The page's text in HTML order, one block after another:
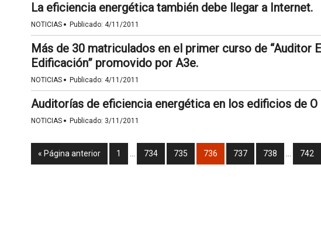
La eficiencia energética también debe llegar a Internet.
NOTICIAS · Publicado: 4/11/2011
Más de 30 matriculados en el primer curso de “Auditor
Edificación” promovido por A3e.
NOTICIAS · Publicado: 4/11/2011
Auditorías de eficiencia energética en los edificios de O
NOTICIAS · Publicado: 3/11/2011
« Página anterior 1 734 735 736 737 738 742